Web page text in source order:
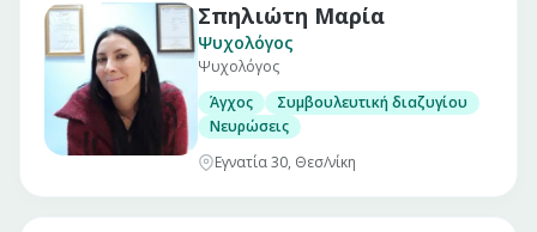
Σπηλιώτη Μαρία
Ψυχολόγος
Ψυχολόγος
Άγχος
Συμβουλευτική διαζυγίου
Νευρώσεις
Εγνατία 30, Θεσ/νίκη